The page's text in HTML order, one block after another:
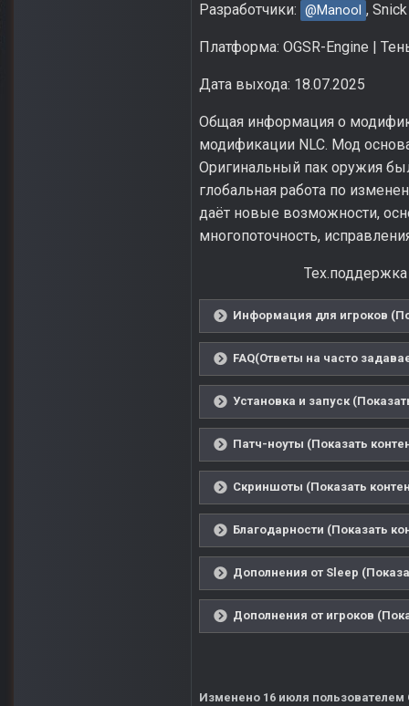
Разработчики: @Manool , Snick
Платформа: OGSR-Engine |
Дата выхода: 18.07.2025
Общая информация о
модификации NLC. Мод
Оригинальный пак оружия
глобальная работа по
даёт новые возможности,
многопоточность,
Информация для игроков
FAQ(Ответы на часто
Установка и запуск
Патч-ноуты (Показать
Скриншоты (Показать
Благодарности (Показать
Дополнения от Sleep
Дополнения от игроков
Изменено 16 июля пользователем